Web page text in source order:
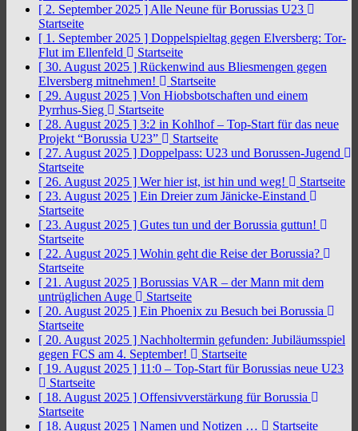
[ 2. September 2025 ] Alle Neune für Borussias U23
Startseite
[ 1. September 2025 ] Doppelspieltag gegen Elversberg: Tor-
Flut im Ellenfeld
Startseite
[ 30. August 2025 ] Rückenwind aus Bliesmengen gegen
Elversberg mitnehmen!
Startseite
[ 29. August 2025 ] Von Hiobsbotschaften und einem
Pyrrhus-Sieg
Startseite
[ 28. August 2025 ] 3:2 in Kohlhof – Top-Start für das neue
Projekt “Borussia U23”
Startseite
[ 27. August 2025 ] Doppelpass: U23 und Borussen-Jugend
Startseite
[ 26. August 2025 ] Wer hier ist, ist hin und weg!
Startseite
[ 23. August 2025 ] Ein Dreier zum Jänicke-Einstand
Startseite
[ 23. August 2025 ] Gutes tun und der Borussia guttun!
Startseite
[ 22. August 2025 ] Wohin geht die Reise der Borussia?
Startseite
[ 21. August 2025 ] Borussias VAR – der Mann mit dem
untrüglichen Auge
Startseite
[ 20. August 2025 ] Ein Phoenix zu Besuch bei Borussia
Startseite
[ 20. August 2025 ] Nachholtermin gefunden: Jubiläumsspiel
gegen FCS am 4. September!
Startseite
[ 19. August 2025 ] 11:0 – Top-Start für Borussias neue U23
Startseite
[ 18. August 2025 ] Offensivverstärkung für Borussia
Startseite
[ 18. August 2025 ] Namen und Notizen …
Startseite